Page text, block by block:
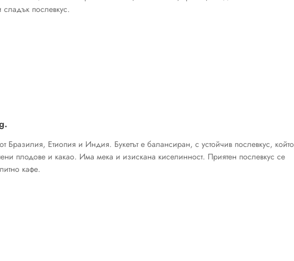
послевкус.
Бразилия, Етиопия и Индия. Букетът е балансиран, с устойчив послевкус, който
плодове и какао. Има мека и изискана киселинност. Приятен послевкус се
кафе.